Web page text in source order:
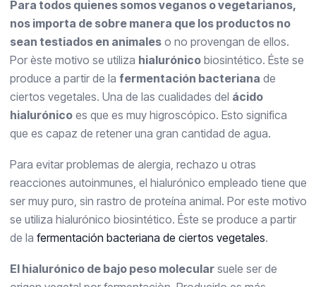
Para todos quienes somos veganos o vegetarianos,
nos importa de sobre manera que los productos no
sean testiados en animaleso no provengan de ellos.
Por èste motivo se utiliza hialurónicobiosintético. Éste se
produce a partir de la fermentación bacteriana de
ciertos vegetales. Una de las cualidades del ácido
hialurónicoes que es muy higroscópico. Esto significa
que es capaz de retener una gran cantidad de agua.
Para evitar problemas de alergia, rechazo u otras
reacciones autoinmunes, el hialurónico empleado tiene que
ser muy puro, sin rastro de proteína animal. Por este motivo
se utiliza hialurónico biosintético. Éste se produce a partir
de la fermentación bacteriana de ciertos vegetales.
El hialurónico de bajo peso molecularsuele ser de